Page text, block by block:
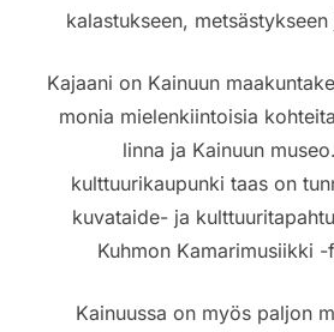
kalastukseen,
Kajaani on Kainuun
monia mielenkiintoisia
linna ja Kainuun
kulttuurikaupunki taas on
kuvataide- ja
Kuhmon Kamarimusiikki
Kainuussa on myös paljon